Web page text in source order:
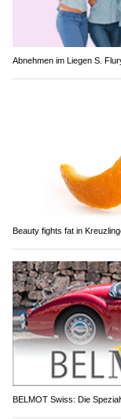
Abnehmen im Liegen S.
Beauty fights fat in
BELMOT Swiss: Die